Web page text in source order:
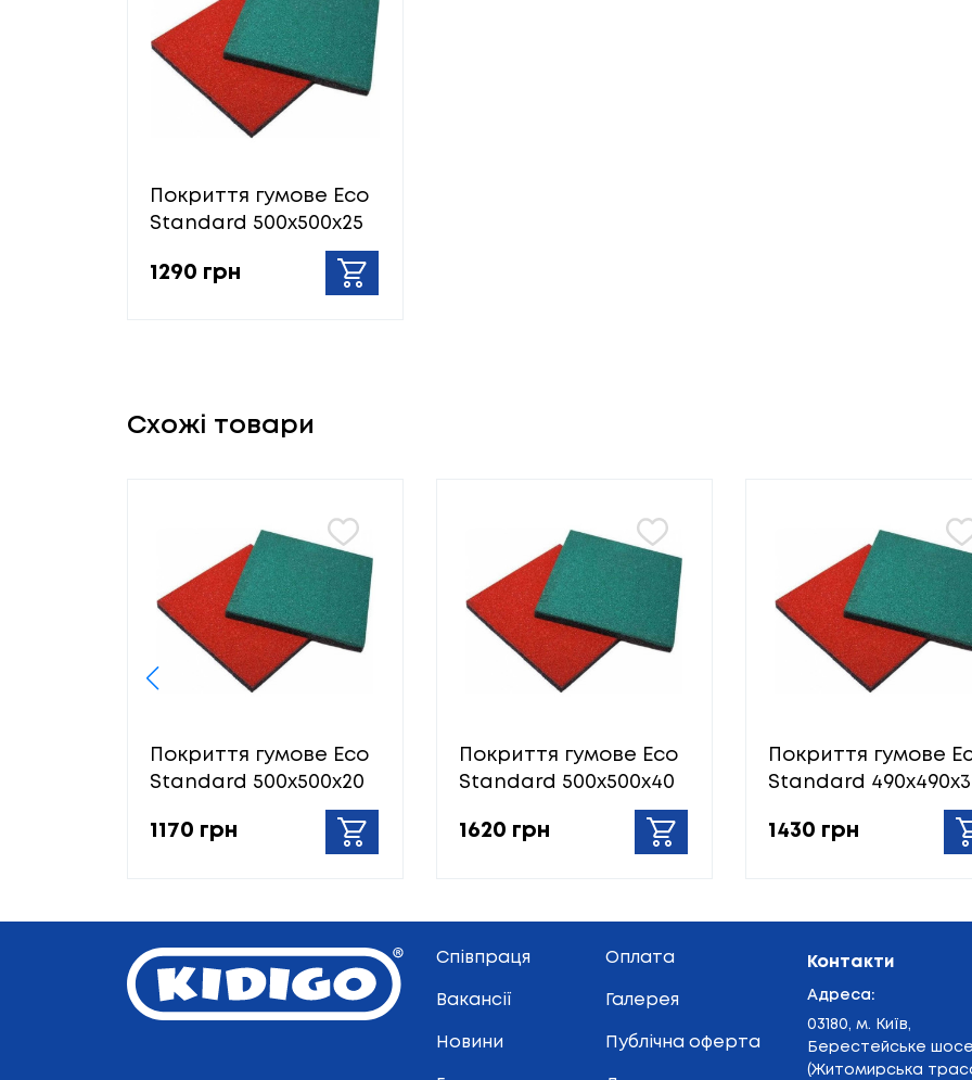
Покриття гумове Eco
Standard 500х500х25
1290 грн
Схожі товари
Покриття гумове Eco
Standard 500х500х20
1170 грн
Покриття гумове Eco
Standard 500х500х40
1620 грн
Покриття гумове
Standard
1430 грн
Співпраця Оплата
Вакансії Галерея
Новини Публічна оферта
Контакти
Адреса:
03180, м. Київ,
Берестейське
(Житомирська